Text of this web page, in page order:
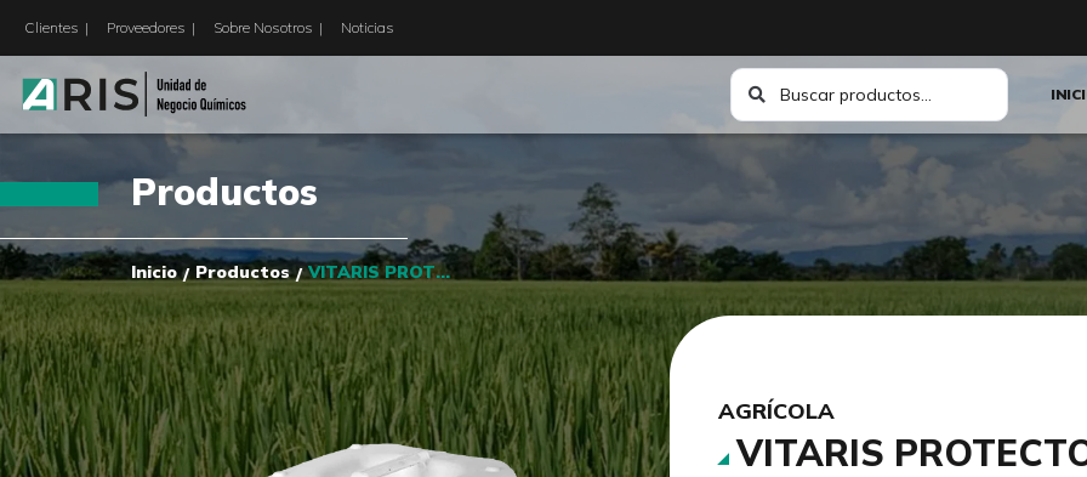
Clientes Proveedores Sobre Nosotros Noticias
Productos
Inicio / Productos / VITARIS PROTECTOR SOLAR
AGRÍCOLA
VITARIS